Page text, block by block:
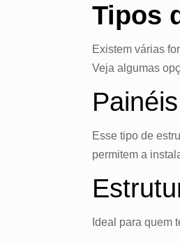
Tipos
Existem várias
Veja algumas
Esse tipo de
permitem a
Ideal para quem